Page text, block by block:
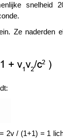
snelheid
Ze naderden
2v / (1+1) = 1